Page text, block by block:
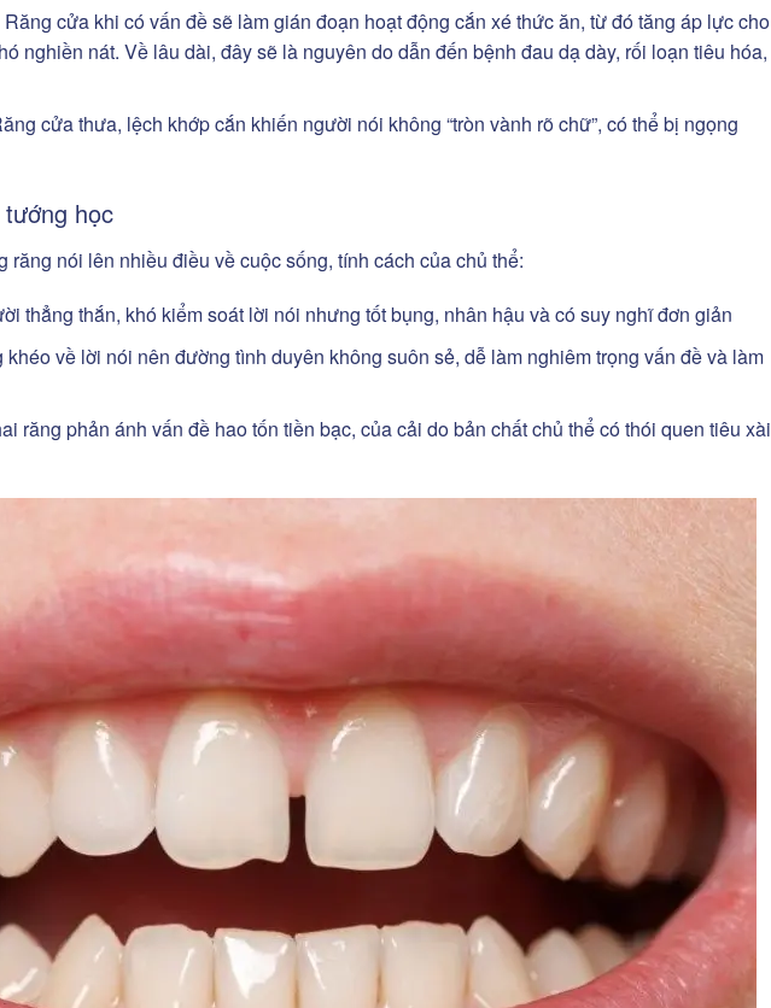
Răng cửa khi có vấn đề sẽ làm gián đoạn hoạt động cắn xé thức ăn, từ đó tăng áp lực cho
nghiền nát. Về lâu dài, đây sẽ là nguyên do dẫn đến bệnh đau dạ dày, rối loạn tiêu hóa,
cửa thưa, lệch khớp cắn khiến người nói không “tròn vành rõ chữ”, có thể bị ngọng
học
răng nói lên nhiều điều về cuộc sống, tính cách của chủ thể:
thẳng thắn, khó kiểm soát lời nói nhưng tốt bụng, nhân hậu và có suy nghĩ đơn giản
khéo về lời nói nên đường tình duyên không suôn sẻ, dễ làm nghiêm trọng vấn đề và làm
răng phản ánh vấn đề hao tốn tiền bạc, của cải do bản chất chủ thể có thói quen tiêu xài